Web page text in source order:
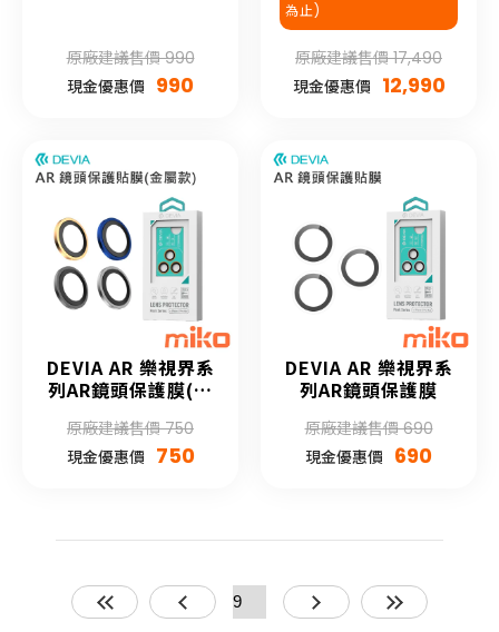
原廠建議售價 990
現金優惠價 990
為止)
原廠建議售價 17,490
現金優惠價 12,990
DEVIA AR 樂視界系
列AR鏡頭保護膜(金
原廠建議售價 750
現金優惠價 750
DEVIA AR 樂視界系
列AR鏡頭保護膜
原廠建議售價 690
現金優惠價 690